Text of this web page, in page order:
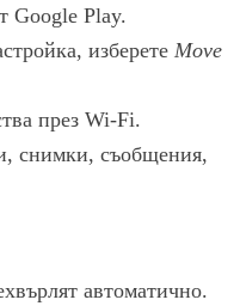
Google Play.
изберете Move
през Wi-Fi.
снимки, съобщения,
автоматично.